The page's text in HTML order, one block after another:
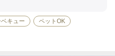
キュー ペットOK